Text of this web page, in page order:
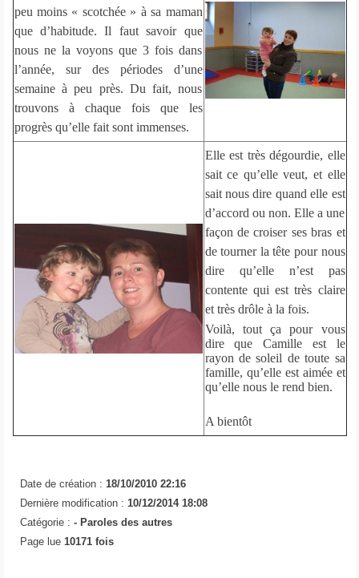
peu moins « scotchée » à sa maman
que d’habitude. Il faut savoir que
nous ne la voyons que 3 fois dans
l’année, sur des périodes d’une
semaine à peu près. Du fait, nous
trouvons à chaque fois que les
progrès qu’elle fait sont immenses.
Elle est très dégourdie, elle
sait ce qu’elle veut, et elle
sait nous dire quand elle est
d’accord ou non. Elle a une
façon de croiser ses bras et
de tourner la tête pour nous
dire qu’elle n’est pas
contente qui est très claire
et très drôle à la fois.
Voilà, tout ça pour vous
dire que Camille est le
rayon de soleil de toute sa
famille, qu’elle est aimée et
qu’elle nous le rend bien.
A bientôt
Date de création : 18/10/2010 22:16
Dernière modification : 10/12/2014 18:08
Catégorie : - Paroles des autres
Page lue 10171 fois